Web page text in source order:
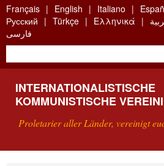
Skip
to
main
content
Français English Italiano
Русский
Türkçe Ελληνικά
فارسی
INTERNATIONALISTISCHE
KOMMUNISTISCHE
Proletarier aller Länder, vereinigt